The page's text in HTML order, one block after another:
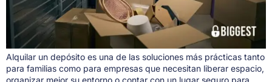
Alquilar un depósito es una de las soluciones más prácticas tanto
para familias como para empresas que necesitan liberar espacio,